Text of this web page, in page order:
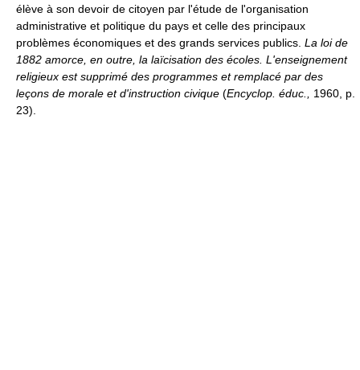
élève à son devoir de citoyen par l'étude de l'organisation
administrative et politique du pays et celle des principaux
problèmes économiques et des grands services publics. La loi de
1882 amorce, en outre, la laïcisation des écoles. L'enseignement
religieux est supprimé des programmes et remplacé par des
leçons de morale et d'instruction civique (Encyclop. éduc., 1960, p.
23).